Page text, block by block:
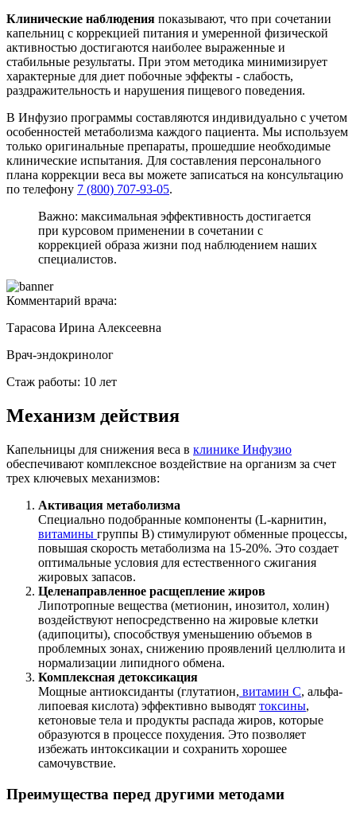
Клинические наблюдения показывают, что при сочетании
капельниц с коррекцией питания и умеренной физической
активностью достигаются наиболее выраженные и
стабильные результаты. При этом методика минимизирует
характерные для диет побочные эффекты - слабость,
раздражительность и нарушения пищевого поведения.
В Инфузио программы составляются индивидуально с учетом
особенностей метаболизма каждого пациента. Мы используем
только оригинальные препараты, прошедшие необходимые
клинические испытания. Для составления персонального
плана коррекции веса вы можете записаться на консультацию
по телефону 7 (800) 707-93-05.
Важно: максимальная эффективность достигается
при курсовом применении в сочетании с
коррекцией образа жизни под наблюдением наших
специалистов.
Комментарий врача:
Тарасова Ирина Алексеевна
Врач-эндокринолог
Стаж работы: 10 лет
Механизм действия
Капельницы для снижения веса в клинике Инфузио
обеспечивают комплексное воздействие на организм за счет
трех ключевых механизмов:
Активация метаболизма
Специально подобранные компоненты (L-карнитин,
витамины группы B) стимулируют обменные процессы,
повышая скорость метаболизма на 15-20%. Это создает
оптимальные условия для естественного сжигания
жировых запасов.
Целенаправленное расщепление жиров
Липотропные вещества (метионин, инозитол, холин)
воздействуют непосредственно на жировые клетки
(адипоциты), способствуя уменьшению объемов в
проблемных зонах, снижению проявлений целлюлита и
нормализации липидного обмена.
Комплексная детоксикация
Мощные антиоксиданты (глутатион, витамин С, альфа-
липоевая кислота) эффективно выводят токсины,
кетоновые тела и продукты распада жиров, которые
образуются в процессе похудения. Это позволяет
избежать интоксикации и сохранить хорошее
самочувствие.
Преимущества перед другими методами